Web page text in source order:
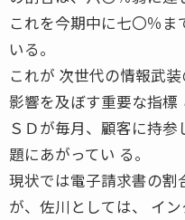
これを今期中に七〇％
いる。
これが 次世代の情報武
影響を及ぼす重要な指標
ＳＤが毎月、顧客に持
題にあがってい る。
現状では電子請求書の割
が、佐川としては、 イ